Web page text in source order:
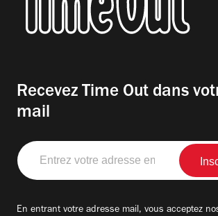
Recevez Time Out dans
mail
Entrez
votre
adresse
En entrant votre adresse mail, vous acceptez